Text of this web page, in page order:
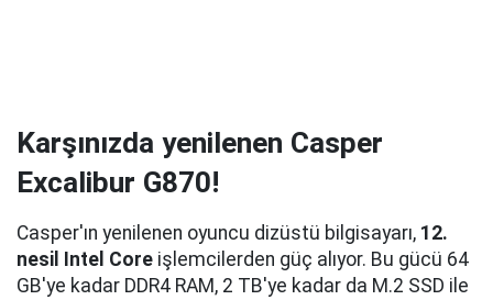
Karşınızda yenilenen Casper
Excalibur G870!
Casper'ın yenilenen oyuncu dizüstü bilgisayarı, 12.
nesil Intel Core işlemcilerden güç alıyor. Bu gücü 64
GB'ye kadar DDR4 RAM, 2 TB'ye kadar da M.2 SSD ile